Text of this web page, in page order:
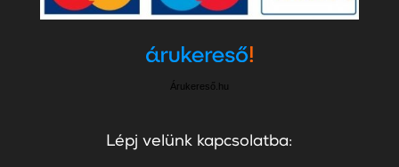
Árukereső.hu
Lépj velünk kapcsolatba: